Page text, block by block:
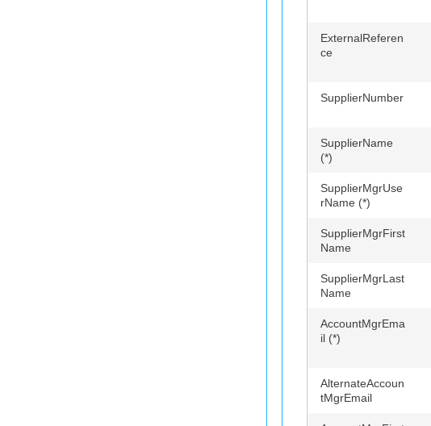
ExternalReferen
ce
SupplierNumber
SupplierName
(*)
SupplierMgrUse
rName (*)
SupplierMgrFirst
Name
SupplierMgrLast
Name
AccountMgrEma
il (*)
AlternateAccoun
tMgrEmail